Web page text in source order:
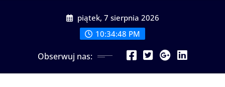
piątek, 7 sierpnia 2026
10:34:49 PM
Obserwuj nas: